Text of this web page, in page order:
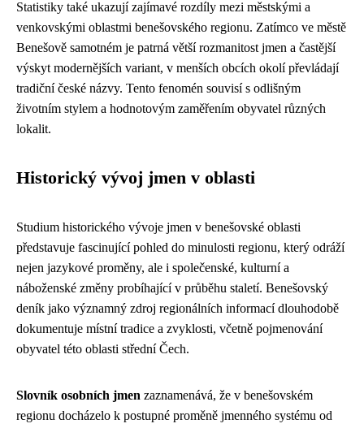
Statistiky také ukazují zajímavé rozdíly mezi městskými a
venkovskými oblastmi benešovského regionu. Zatímco ve městě
Benešově samotném je patrná větší rozmanitost jmen a častější
výskyt modernějších variant, v menších obcích okolí převládají
tradiční české názvy. Tento fenomén souvisí s odlišným
životním stylem a hodnotovým zaměřením obyvatel různých
lokalit.
Historický vývoj jmen v oblasti
Studium historického vývoje jmen v benešovské oblasti
představuje fascinující pohled do minulosti regionu, který odráží
nejen jazykové proměny, ale i společenské, kulturní a
náboženské změny probíhající v průběhu staletí. Benešovský
deník jako významný zdroj regionálních informací dlouhodobě
dokumentuje místní tradice a zvyklosti, včetně pojmenování
obyvatel této oblasti střední Čech.
Slovník osobních jmen zaznamenává, že v benešovském
regionu docházelo k postupné proměně jmenného systému od